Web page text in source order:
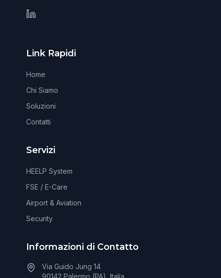
Link Rapidi
Home
Chi Siamo
Soluzioni
Contatti
Servizi
HEELP System
FSE / E-Care
Airport & Aviation
Security
Informazioni di Contatto
Via Guido Jung 14
90142 Palermo (PA), Italia